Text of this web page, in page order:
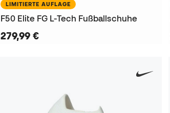
LIMITIERTE AUFLAGE
F50 Elite FG L-Tech Fußballschuhe
279,99 €